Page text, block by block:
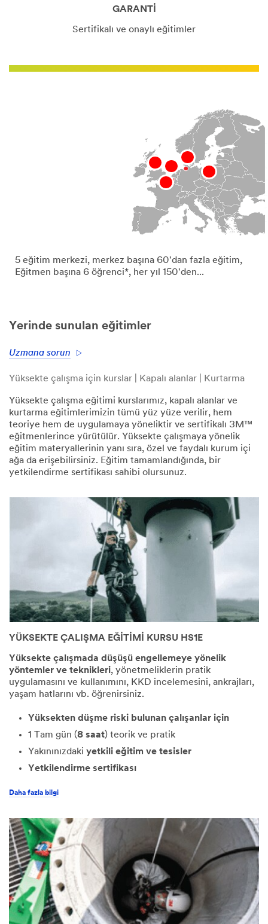
GARANTİ
Sertifikalı ve onaylı eğitimler
5 eğitim merkezi, merkez başına 60'dan fazla eğitim,
Eğitmen başına 6 öğrenci*, her yıl 150'den...
Yerinde sunulan eğitimler
Uzmana sorun
Yüksekte çalışma için kurslar | Kapalı alanlar | Kurtarma
Yüksekte çalışma eğitimi kurslarımız, kapalı alanlar ve
kurtarma eğitimlerimizin tümü yüz yüze verilir, hem
teoriye hem de uygulamaya yöneliktir ve sertifikalı 3M™
eğitmenlerince yürütülür. Yüksekte çalışmaya yönelik
eğitim materyallerinin yanı sıra, özel ve faydalı kurum içi
ağa da erişebilirsiniz. Eğitim tamamlandığında, bir
yetkilendirme sertifikası sahibi olursunuz.
YÜKSEKTE ÇALIŞMA EĞİTİMİ KURSU HS1E
Yüksekte çalışmada düşüşü engellemeye yönelik
yöntemler ve teknikleri, yönetmeliklerin pratik
uygulamasını ve kullanımını, KKD incelemesini, ankrajları,
yaşam hatlarını vb. öğrenirsiniz.
Yüksekten düşme riski bulunan çalışanlar için
1 Tam gün (8 saat) teorik ve pratik
Yakınınızdaki yetkili eğitim ve tesisler
Yetkilendirme sertifikası
Daha fazla bilgi